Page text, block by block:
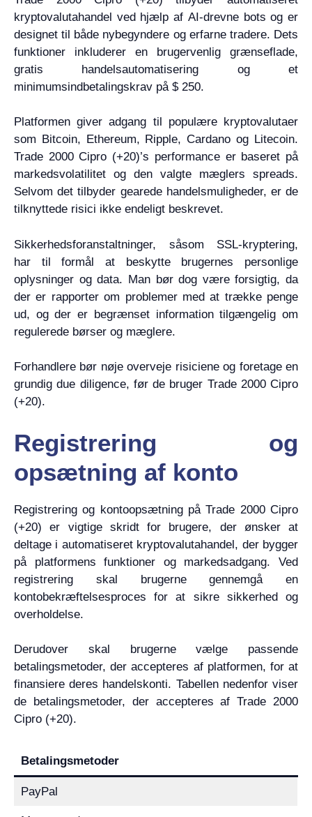
kryptovalutahandel ved hjælp af AI-drevne bots og er
designet til både nybegyndere og erfarne tradere. Dets
funktioner inkluderer en brugervenlig grænseflade,
gratis handelsautomatisering og et
minimumsindbetalingskrav på $ 250.
Platformen giver adgang til populære kryptovalutaer
som Bitcoin, Ethereum, Ripple, Cardano og Litecoin.
Trade 2000 Cipro (+20)’s performance er baseret på
markedsvolatilitet og den valgte mæglers spreads.
Selvom det tilbyder gearede handelsmuligheder, er de
tilknyttede risici ikke endeligt beskrevet.
Sikkerhedsforanstaltninger, såsom SSL-kryptering,
har til formål at beskytte brugernes personlige
oplysninger og data. Man bør dog være forsigtig, da
der er rapporter om problemer med at trække penge
ud, og der er begrænset information tilgængelig om
regulerede børser og mæglere.
Forhandlere bør nøje overveje risiciene og foretage en
grundig due diligence, før de bruger Trade 2000 Cipro
(+20).
Registrering og
opsætning af konto
Registrering og kontoopsætning på Trade 2000 Cipro
(+20) er vigtige skridt for brugere, der ønsker at
deltage i automatiseret kryptovalutahandel, der bygger
på platformens funktioner og markedsadgang. Ved
registrering skal brugerne gennemgå en
kontobekræftelsesproces for at sikre sikkerhed og
overholdelse.
Derudover skal brugerne vælge passende
betalingsmetoder, der accepteres af platformen, for at
finansiere deres handelskonti. Tabellen nedenfor viser
de betalingsmetoder, der accepteres af Trade 2000
Cipro (+20).
Betalingsmetoder
PayPal